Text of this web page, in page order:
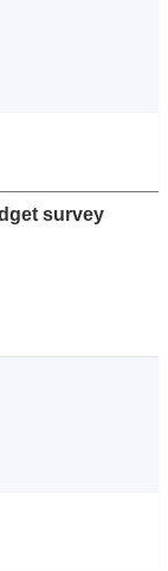
survey